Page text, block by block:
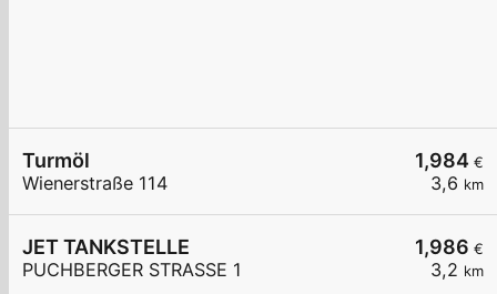
1,984 €
3,6 km
Turmöl
Wienerstraße 114
1,986 €
3,2 km
JET TANKSTELLE
PUCHBERGER STRASSE 1